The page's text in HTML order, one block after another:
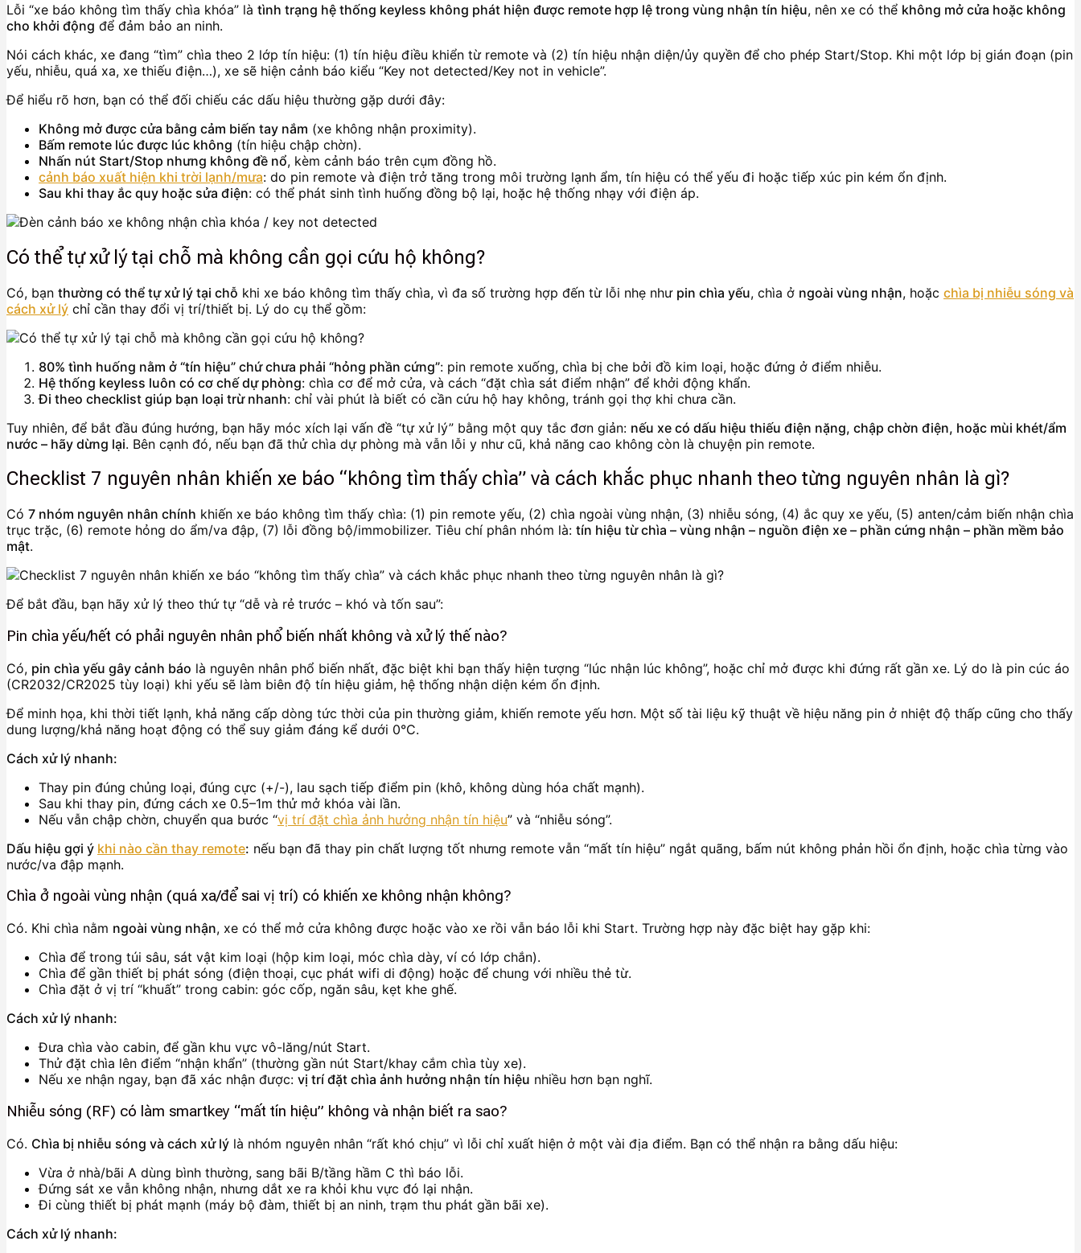
Lỗi “xe báo không tìm thấy chìa khóa” là tình trạng hệ thống keyless không phát hiện được remote hợp lệ trong vùng nhận tín hiệu, nên xe có thể không mở cửa hoặc không
cho khởi động để đảm bảo an ninh.
Nói cách khác, xe đang “tìm” chìa theo 2 lớp tín hiệu: (1) tín hiệu điều khiển từ remote và (2) tín hiệu nhận diện/ủy quyền để cho phép Start/Stop. Khi một lớp bị gián đoạn (pin
yếu, nhiễu, quá xa, xe thiếu điện…), xe sẽ hiện cảnh báo kiểu “Key not detected/Key not in vehicle”.
Để hiểu rõ hơn, bạn có thể đối chiếu các dấu hiệu thường gặp dưới đây:
Không mở được cửa bằng cảm biến tay nắm (xe không nhận proximity).
Bấm remote lúc được lúc không (tín hiệu chập chờn).
Nhấn nút Start/Stop nhưng không đề nổ, kèm cảnh báo trên cụm đồng hồ.
cảnh báo xuất hiện khi trời lạnh/mưa: do pin remote và điện trở tăng trong môi trường lạnh ẩm, tín hiệu có thể yếu đi hoặc tiếp xúc pin kém ổn định.
Sau khi thay ắc quy hoặc sửa điện: có thể phát sinh tình huống đồng bộ lại, hoặc hệ thống nhạy với điện áp.
Có thể tự xử lý tại chỗ mà không cần gọi cứu hộ không?
Có, bạn thường có thể tự xử lý tại chỗ khi xe báo không tìm thấy chìa, vì đa số trường hợp đến từ lỗi nhẹ như pin chìa yếu, chìa ở ngoài vùng nhận, hoặc chìa bị nhiễu sóng và
cách xử lý chỉ cần thay đổi vị trí/thiết bị. Lý do cụ thể gồm:
80% tình huống nằm ở “tín hiệu” chứ chưa phải “hỏng phần cứng”: pin remote xuống, chìa bị che bởi đồ kim loại, hoặc đứng ở điểm nhiễu.
Hệ thống keyless luôn có cơ chế dự phòng: chìa cơ để mở cửa, và cách “đặt chìa sát điểm nhận” để khởi động khẩn.
Đi theo checklist giúp bạn loại trừ nhanh: chỉ vài phút là biết có cần cứu hộ hay không, tránh gọi thợ khi chưa cần.
Tuy nhiên, để bắt đầu đúng hướng, bạn hãy móc xích lại vấn đề “tự xử lý” bằng một quy tắc đơn giản: nếu xe có dấu hiệu thiếu điện nặng, chập chờn điện, hoặc mùi khét/ẩm
nước – hãy dừng lại. Bên cạnh đó, nếu bạn đã thử chìa dự phòng mà vẫn lỗi y như cũ, khả năng cao không còn là chuyện pin remote.
Checklist 7 nguyên nhân khiến xe báo “không tìm thấy chìa” và cách khắc phục nhanh theo từng nguyên nhân là gì?
Có 7 nhóm nguyên nhân chính khiến xe báo không tìm thấy chìa: (1) pin remote yếu, (2) chìa ngoài vùng nhận, (3) nhiễu sóng, (4) ắc quy xe yếu, (5) anten/cảm biến nhận chìa
trục trặc, (6) remote hỏng do ẩm/va đập, (7) lỗi đồng bộ/immobilizer. Tiêu chí phân nhóm là: tín hiệu từ chìa – vùng nhận – nguồn điện xe – phần cứng nhận – phần mềm bảo
mật.
Để bắt đầu, bạn hãy xử lý theo thứ tự “dễ và rẻ trước – khó và tốn sau”:
Pin chìa yếu/hết có phải nguyên nhân phổ biến nhất không và xử lý thế nào?
Có, pin chìa yếu gây cảnh báo là nguyên nhân phổ biến nhất, đặc biệt khi bạn thấy hiện tượng “lúc nhận lúc không”, hoặc chỉ mở được khi đứng rất gần xe. Lý do là pin cúc áo
(CR2032/CR2025 tùy loại) khi yếu sẽ làm biên độ tín hiệu giảm, hệ thống nhận diện kém ổn định.
Để minh họa, khi thời tiết lạnh, khả năng cấp dòng tức thời của pin thường giảm, khiến remote yếu hơn. Một số tài liệu kỹ thuật về hiệu năng pin ở nhiệt độ thấp cũng cho thấy
dung lượng/khả năng hoạt động có thể suy giảm đáng kể dưới 0°C.
Cách xử lý nhanh:
Thay pin đúng chủng loại, đúng cực (+/-), lau sạch tiếp điểm pin (khô, không dùng hóa chất mạnh).
Sau khi thay pin, đứng cách xe 0.5–1m thử mở khóa vài lần.
Nếu vẫn chập chờn, chuyển qua bước “vị trí đặt chìa ảnh hưởng nhận tín hiệu” và “nhiễu sóng”.
Dấu hiệu gợi ý khi nào cần thay remote: nếu bạn đã thay pin chất lượng tốt nhưng remote vẫn “mất tín hiệu” ngắt quãng, bấm nút không phản hồi ổn định, hoặc chìa từng vào
nước/va đập mạnh.
Chìa ở ngoài vùng nhận (quá xa/để sai vị trí) có khiến xe không nhận không?
Có. Khi chìa nằm ngoài vùng nhận, xe có thể mở cửa không được hoặc vào xe rồi vẫn báo lỗi khi Start. Trường hợp này đặc biệt hay gặp khi:
Chìa để trong túi sâu, sát vật kim loại (hộp kim loại, móc chìa dày, ví có lớp chắn).
Chìa để gần thiết bị phát sóng (điện thoại, cục phát wifi di động) hoặc để chung với nhiều thẻ từ.
Chìa đặt ở vị trí “khuất” trong cabin: góc cốp, ngăn sâu, kẹt khe ghế.
Cách xử lý nhanh:
Đưa chìa vào cabin, để gần khu vực vô-lăng/nút Start.
Thử đặt chìa lên điểm “nhận khẩn” (thường gần nút Start/khay cắm chìa tùy xe).
Nếu xe nhận ngay, bạn đã xác nhận được: vị trí đặt chìa ảnh hưởng nhận tín hiệu nhiều hơn bạn nghĩ.
Nhiễu sóng (RF) có làm smartkey “mất tín hiệu” không và nhận biết ra sao?
Có. Chìa bị nhiễu sóng và cách xử lý là nhóm nguyên nhân “rất khó chịu” vì lỗi chỉ xuất hiện ở một vài địa điểm. Bạn có thể nhận ra bằng dấu hiệu:
Vừa ở nhà/bãi A dùng bình thường, sang bãi B/tầng hầm C thì báo lỗi.
Đứng sát xe vẫn không nhận, nhưng dắt xe ra khỏi khu vực đó lại nhận.
Đi cùng thiết bị phát mạnh (máy bộ đàm, thiết bị an ninh, trạm thu phát gần bãi xe).
Cách xử lý nhanh: